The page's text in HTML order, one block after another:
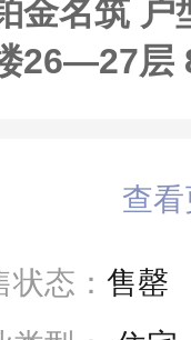
金名筑 户
26—27层
查
状态： 售罄